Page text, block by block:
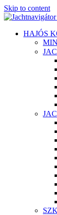
Skip to content
HAJÓS